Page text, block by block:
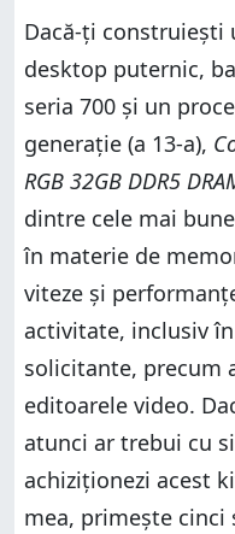
Dacă-ți construiești
desktop puternic,
seria 700 și un
generație (a 13-a),
RGB 32GB DDR5
dintre cele mai
în materie de
viteze și
activitate, inclusiv
solicitante, precum
editoarele video.
atunci ar trebui cu
achiziționezi acest
mea, primește cinci